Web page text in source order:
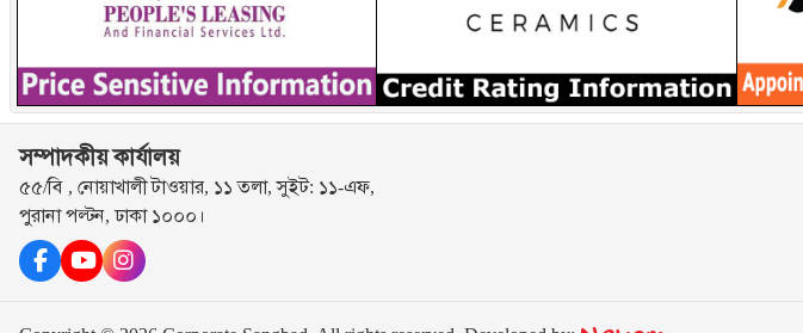
সম্পাদকীয় কার্যালয়
৫৫/বি , নোয়াখালী টাওয়ার, ১১ তলা, সুইট: ১১-এফ,
পুরানা পল্টন, ঢাকা ১০০০।